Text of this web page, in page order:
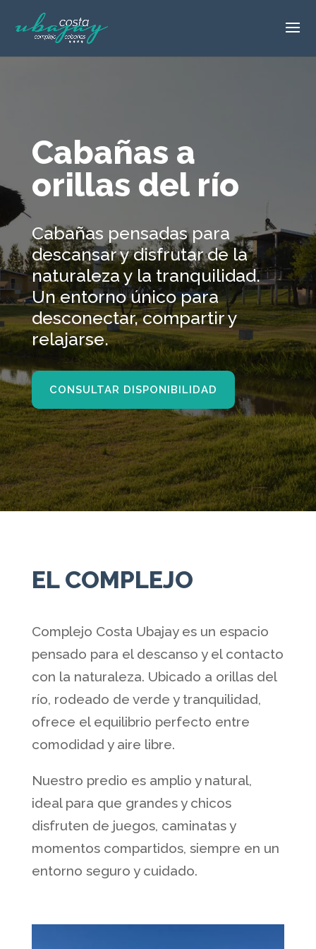
Cabañas a
orillas del río
Cabañas pensadas para
descansar y disfrutar de la
naturaleza y la tranquilidad.
Un entorno único para
desconectar, compartir y
relajarse.
CONSULTAR DISPONIBILIDAD
EL COMPLEJO
Complejo Costa Ubajay es un espacio
pensado para el descanso y el contacto
con la naturaleza. Ubicado a orillas del
río, rodeado de verde y tranquilidad,
ofrece el equilibrio perfecto entre
comodidad y aire libre.
Nuestro predio es amplio y natural,
ideal para que grandes y chicos
disfruten de juegos, caminatas y
momentos compartidos, siempre en un
entorno seguro y cuidado.